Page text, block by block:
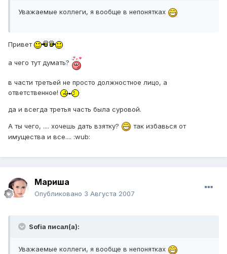
Уважаемые коллеги, я вообще в непонятках
Привет
а чего тут думать?
в части третьей не просто должностное лицо, а
ответственное!
да и всегда третья часть была суровой.
А ты чего, .... хочешь дать взятку?
так избавься от
имущества и все.... :wub:
Мариша
Опубликовано 3 Августа 2007
Sofia писал(а):
Уважаемые коллеги, я вообще в непонятках